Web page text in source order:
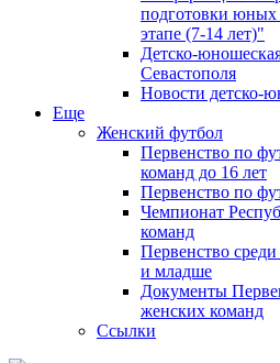
подготовки юных
этапе (7-14 лет)"
Детско-
Севастополя
Новости детско-
Еще
Женский футбол
Первенство по
команд до 16 лет
Первенство по
Чемпионат
команд
Первенство
и младше
Документы
женских команд
Ссылки